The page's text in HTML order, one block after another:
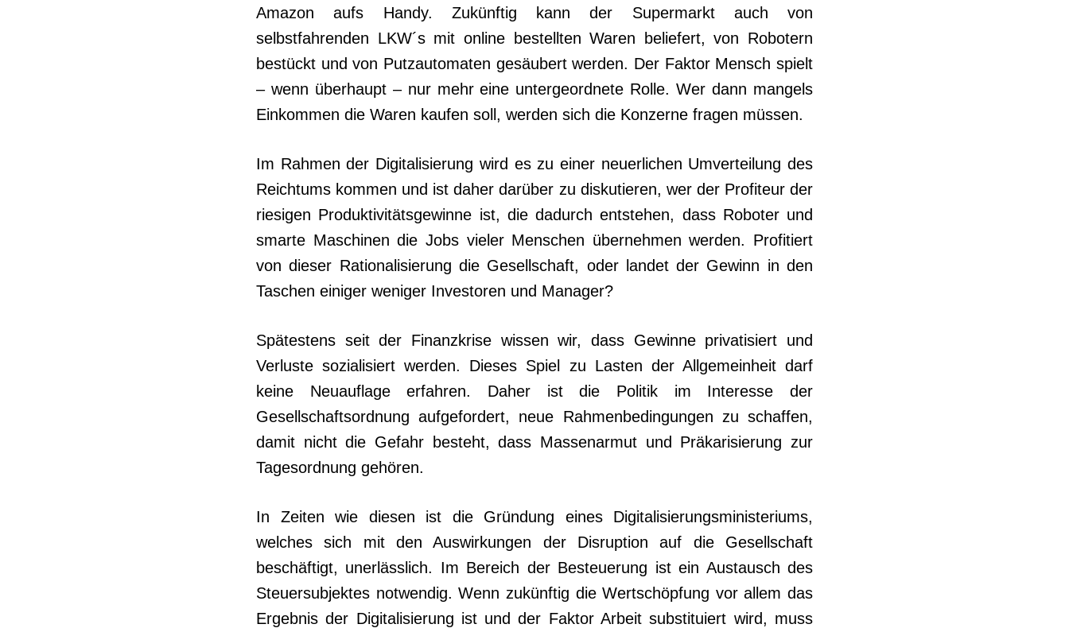
Amazon aufs Handy. Zukünftig kann der Su­permarkt auch von
selbstfahrenden LKW´s mit online bestellten Waren beliefert, von Robotern
bestückt und von Putzau­tomaten gesäubert werden. Der Faktor Mensch spielt
– wenn überhaupt – nur mehr eine untergeordnete Rolle. Wer dann mangels
Einkommen die Waren kaufen soll, werden sich die Konzerne fragen müssen.
Im Rahmen der Digitalisierung wird es zu einer neuerlichen Umverteilung des
Reich­tums kommen und ist daher darüber zu diskutieren, wer der Profiteur der
riesigen Pro­duktivitätsgewinne ist, die dadurch entstehen, dass Roboter und
smarte Maschinen die Jobs vieler Menschen übernehmen werden. Profitiert
von dieser Rationalisierung die Gesellschaft, oder landet der Gewinn in den
Taschen einiger weniger Investoren und Manager?
Spätestens seit der Finanzkrise wissen wir, dass Gewinne privatisiert und
Verluste sozialisiert wer­den. Dieses Spiel zu Lasten der Allgemeinheit darf
keine Neuauflage erfahren. Daher ist die Politik im Interesse der
Gesellschaftsordnung aufgefordert, neue Rahmenbedingungen zu schaffen,
damit nicht die Gefahr besteht, dass Massenarmut und Präkarisierung zur
Tagesordnung gehören.
In Zeiten wie diesen ist die Gründung eines Digitalisierungsministeriums,
welches sich mit den Auswirkungen der Disruption auf die Gesellschaft
beschäftigt, unerlässlich. Im Bereich der Besteu­erung ist ein Austausch des
Steuersubjektes notwendig. Wenn zukünftig die Wertschöpfung vor allem das
Ergebnis der Digitalisierung ist und der Faktor Arbeit substituiert wird, muss